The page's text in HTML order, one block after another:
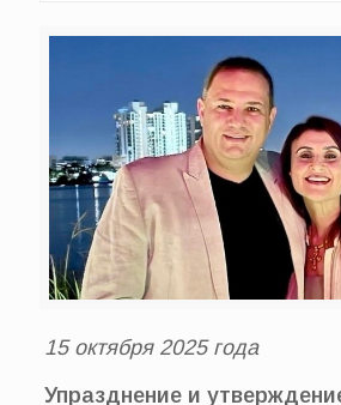
15 октября 2025 года
Упразднение и